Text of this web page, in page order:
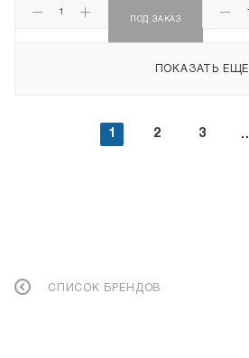
ПОД ЗАКАЗ
ПОКАЗАТЬ ЕЩЕ
1 2 3
СПИСОК БРЕНДОВ